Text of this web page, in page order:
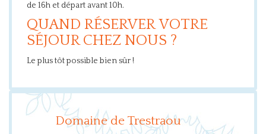
de 16h et départ avant 10h.
QUAND RÉSERVER VOTRE
SÉJOUR CHEZ NOUS ?
Le plus tôt possible bien sûr !
Domaine de Trestraou